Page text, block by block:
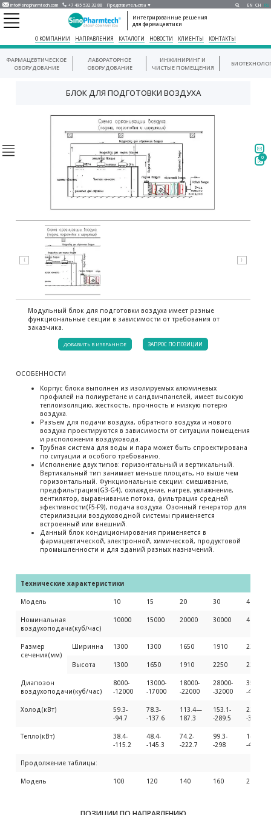
info@sinopharmtech.com +7 495 532 32 88 Представительства ▼ EN CH RU
Интегрированные решения
для фармацевтики
О КОМПАНИИ НАПРАВЛЕНИЯ КАТАЛОГИ НОВОСТИ КЛИЕНТЫ КОНТАКТЫ
ФАРМАЦЕВТИЧЕСКОЕ
ОБОРУДОВАНИЕ
ЛАБОРАТОРНОЕ
ОБОРУДОВАНИЕ
ИНЖИНИРИНГ И
ЧИСТЫЕ ПОМЕЩЕНИЯ
БЛОК ДЛЯ ПОДГОТОВКИ ВОЗДУХА
Модульный блок для подготовки воздуха имеет разные
функциональные секции в зависимости от требования от
заказчика.
ДОБАВИТЬ В ИЗБРАННОЕ ЗАПРОС ПО ПОЗИЦИИ
ОСОБЕННОСТИ
Корпус блока выполнен из изолируемых алюминевых
профилей на полиуретане и сандвичпанелей, имеет высокую
теплоизоляцию, жесткость, прочность и низкую потерю
воздуха.
Разъем для подачи воздуха, обратного воздуха и нового
воздуха проектируются в зависимости от ситуации помещения
и расположения воздуховода.
Трубная система для воды и пара может быть спроектирована
по ситуации и особого требованию.
Исполнение двух типов: горизонтальный и вертикальный.
Вертикальный тип занимает меньше площать, но выше чем
горизонтальный. Функциональные секции: смешивание,
предфильтрация(G3-G4), охлаждение, нагрев, увлажнение,
вентилятор, выравнивание потока, фильтрация средней
эфективности(F5-F9), подача воздуха. Озонный генератор для
стерилизации воздуховодной системы применяется
встроенный или внешний.
Данный блок кондиционирования применяется в
фармацевтической, электронной, химической, продуктовой
промышленности и для зданий разных назначений.
Технические характеристики
Модель 10 15 20 30 40
Номинальная
воздухоподача(куб/час)
10000 15000 20000 30000 40000
Размер
сечения(мм)
Ширинна 1300 1300 1650 1910 2250
Высота 1300 1650 1910 2250 2250
Диапозон
воздухоподачи(куб/час)
8000-
-12000
13000-
-17000
18000-
-22000
28000-
-32000
35000-
-45000
Холод(кВт)
59.3-
-94.7
78.3-
-137.6
113.4—
187.3
153.1-
-289.5
226.6-
-359.9
Тепло(кВт)
38.4-
-115.2
48.4-
-145.3
74.2-
-222.7
99.3-
-298
144.5-
-433.5
Продолжение таблицы:
Модель 100 120 140 160 200
0